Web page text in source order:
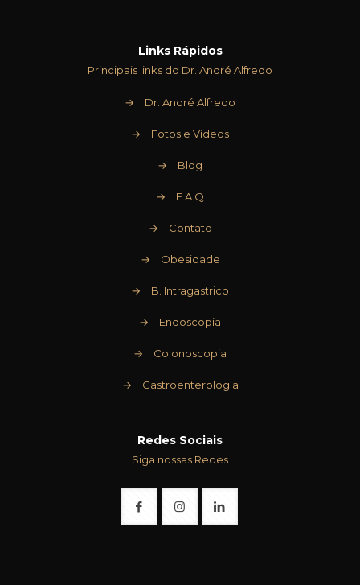
Links Rápidos
Principais links do Dr. André Alfredo
→ Dr. André Alfredo
→ Fotos e Vídeos
→ Blog
→ F.A.Q
→ Contato
→ Obesidade
→ B. Intragastrico
→ Endoscopia
→ Colonoscopia
→ Gastroenterologia
Redes Sociais
Siga nossas Redes